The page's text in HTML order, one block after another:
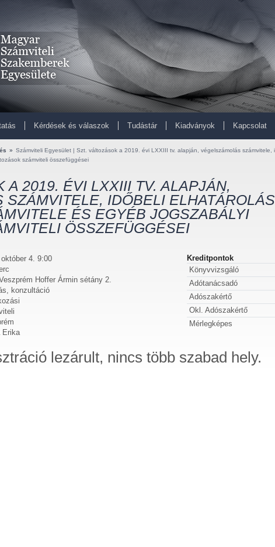
Kérdések és válaszok Tudástár Kiadványok Kapcsolat
» Számviteli Egyesület | Szt. változások a 2019. évi LXXIII tv. alapján, végelszámolás számvitele,
számviteli összefüggései
A 2019. ÉVI LXXIII TV. ALAPJÁN,
SZÁMVITELE, IDŐBELI
ÉS EGYÉB JOGSZABÁLYI
ÖSSZEFÜGGÉSEI
4. 9:00
Hoffer Ármin sétány 2.
konzultáció
Erika
Kreditpontok
Könyvvizsgáló
Adótanácsadó
Adószakértő
Okl. Adószakértő
Mérlegképes
lezárult, nincs több szabad hely.